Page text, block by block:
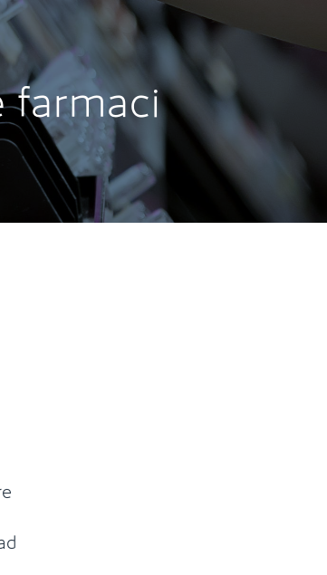
farmaci